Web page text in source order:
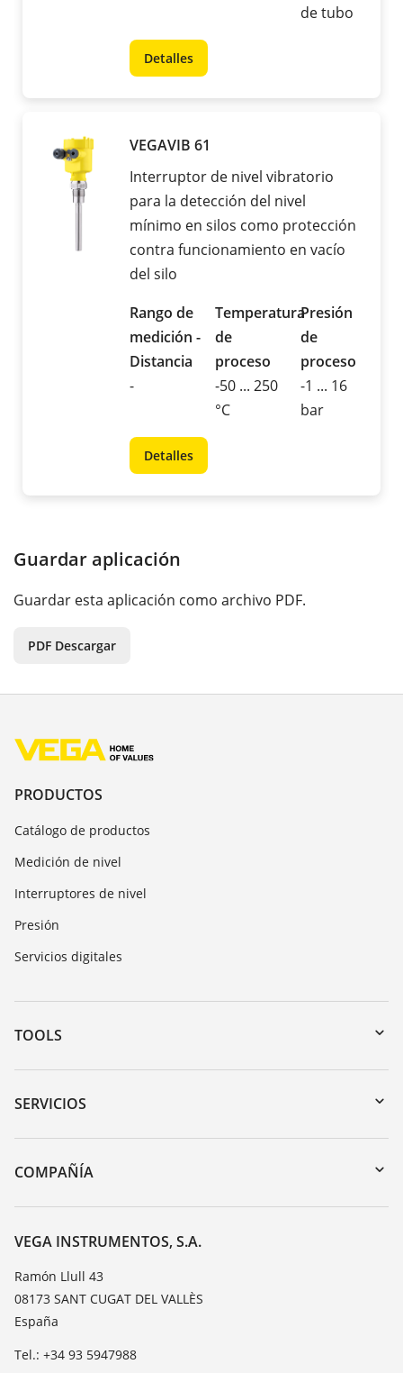
de tubo
Detalles
VEGAVIB 61
Interruptor de nivel vibratorio
para la detección del nivel
mínimo en silos como protección
contra funcionamiento en vacío
del silo
Rango de
medición -
Distancia
-
Temperatura
de
proceso
-50 ... 250
°C
Presión
de
proceso
-1 ... 16
bar
Detalles
Guardar aplicación
Guardar esta aplicación como archivo PDF.
PDF Descargar
PRODUCTOS
Catálogo de productos
Medición de nivel
Interruptores de nivel
Presión
Servicios digitales
TOOLS
Zona de descarga
Búsqueda por número de serie
DTM Collection/PACTware
SERVICIOS
Devolución de instrumentos
Cursos de formacion
TeamViewer
COMPAÑÍA
Acerca de VEGA
Contacto
Notícias
Prensa
Blog
VEGA INSTRUMENTOS, S.A.
Ramón Llull 43
08173 SANT CUGAT DEL VALLÈS
España
Tel.: +34 93 5947988